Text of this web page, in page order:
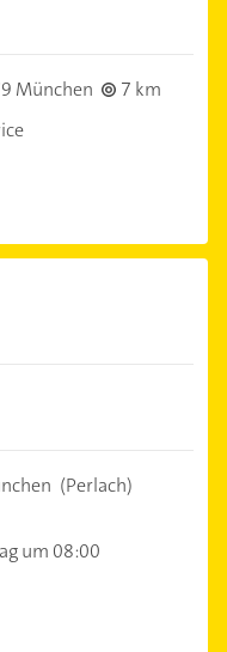
München
7 km
(Perlach)
um 08:00